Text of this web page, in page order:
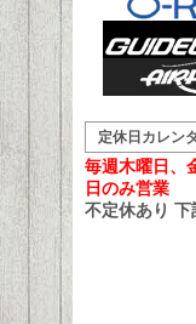
定休日カレン
毎週木曜日、
日のみ営業
不定休あり 下